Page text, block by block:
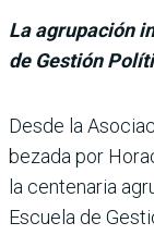
La agrupación
de Gestión
Desde la
bezada por
la centenaria
Escuela de